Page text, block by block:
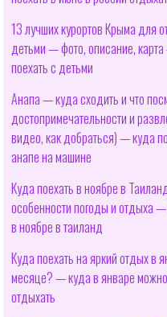
13 лучших курортов Крыма для
детьми — фото, описание,
поехать с детьми
Анапа — куда сходить и что
достопримечательности и
видео, как добраться) — куда
анапе на машине
Куда поехать в ноябре в
особенности погоды и отдыха
в ноябре в таиланд
Куда поехать на яркий отдых в
месяце? — куда в январе
отдыхать